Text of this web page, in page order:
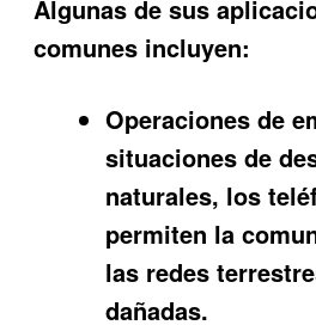
Algunas de sus
comunes incluyen:
Operaciones de
situaciones de
naturales, los
permiten la
las redes
dañadas.